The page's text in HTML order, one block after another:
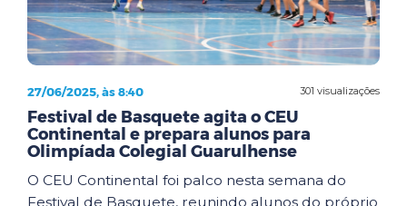
301 visualizações
27/06/2025, às 8:40
Festival de Basquete agita o CEU
Continental e prepara alunos para
Olimpíada Colegial Guarulhense
O CEU Continental foi palco nesta semana do
Festival de Basquete, reunindo alunos do próprio